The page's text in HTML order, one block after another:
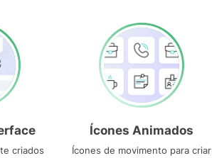
criados
Ícones Animados
Ícones de movimento para criar